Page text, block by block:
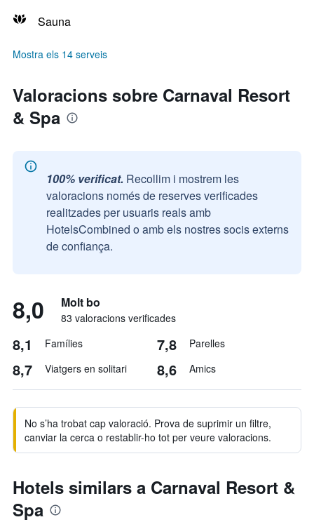
Sauna
Mostra els 14 serveis
Valoracions sobre Carnaval Resort
& Spa
100% verificat. Recollim i mostrem les
valoracions només de reserves verificades
realitzades per usuaris reals amb
HotelsCombined o amb els nostres socis externs
de confiança.
8,0 Molt bo
83 valoracions verificades
8,1 Famílies 7,8 Parelles
8,7 Viatgers en solitari 8,6 Amics
No s’ha trobat cap valoració. Prova de suprimir un filtre,
canviar la cerca o restablir-ho tot per veure valoracions.
Hotels similars a Carnaval Resort &
Spa